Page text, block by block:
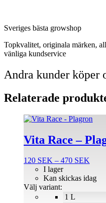
Sveriges bästa growshop
Topkvalitet, originala märken,
vänliga kundservice
Andra kunder köper
Relaterade
Vita Race –
120 SEK – 470 SEK
till
1 L
I lager
Kan skickas idag
Välj variant:
Den
produkten
har
varianter.
olika
alternativen